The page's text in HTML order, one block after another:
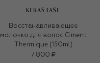
KERASTASE
Восстанавливающее
молочко для волос Ciment
Thermique (150ml)
7 800 ₽